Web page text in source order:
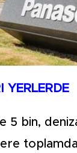
YERLERDE
5 bin,